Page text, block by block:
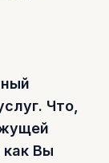
Что,
как Вы